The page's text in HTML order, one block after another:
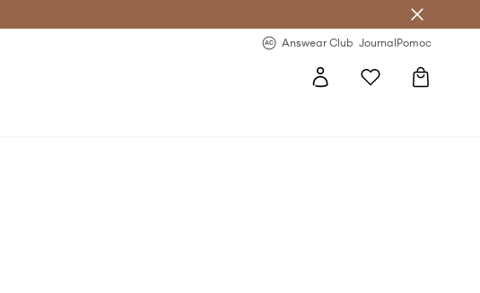
Answear Club JournalPomoc